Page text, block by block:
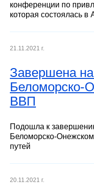
конференции по
которая состоялась в
21.11.2021 г.
Завершена
Беломорско-
ВВП
Подошла к
Беломорско-
путей
20.11.2021 г.